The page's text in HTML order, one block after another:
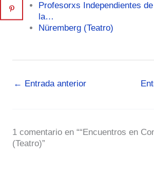
Profesorxs Independientes
la…
Nüremberg (Teatro)
← Entrada anterior
1 comentario en ““Encuentros en
(Teatro)”